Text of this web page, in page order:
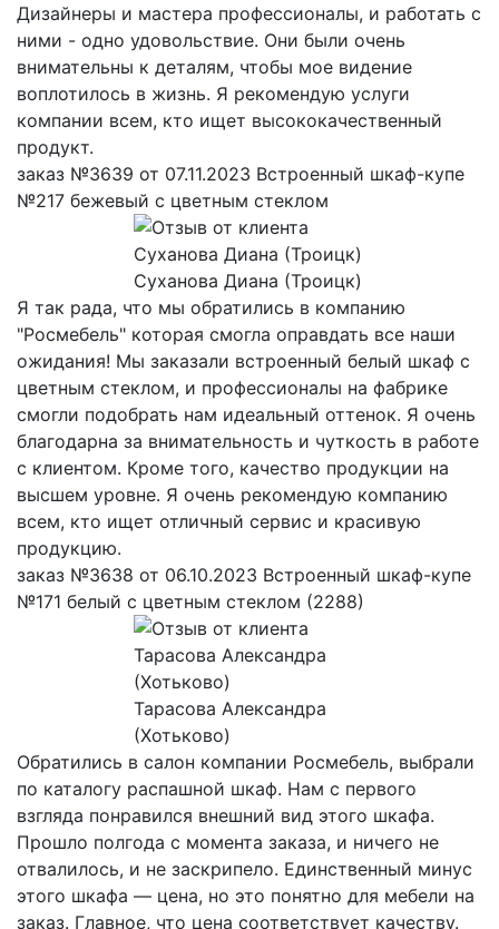
Дизайнеры и мастера профессионалы, и работать с
ними - одно удовольствие. Они были очень
внимательны к деталям, чтобы мое видение
воплотилось в жизнь. Я рекомендую услуги
компании всем, кто ищет высококачественный
продукт.
заказ №3639 от 07.11.2023 Встроенный шкаф-купе
№217 бежевый с цветным стеклом
Суханова Диана (Троицк)
Я так рада, что мы обратились в компанию
"Росмебель" которая смогла оправдать все наши
ожидания! Мы заказали встроенный белый шкаф с
цветным стеклом, и профессионалы на фабрике
смогли подобрать нам идеальный оттенок. Я очень
благодарна за внимательность и чуткость в работе
с клиентом. Кроме того, качество продукции на
высшем уровне. Я очень рекомендую компанию
всем, кто ищет отличный сервис и красивую
продукцию.
заказ №3638 от 06.10.2023 Встроенный шкаф-купе
№171 белый с цветным стеклом (2288)
Тарасова Александра
(Хотьково)
Обратились в салон компании Росмебель, выбрали
по каталогу распашной шкаф. Нам с первого
взгляда понравился внешний вид этого шкафа.
Прошло полгода с момента заказа, и ничего не
отвалилось, и не заскрипело. Единственный минус
этого шкафа — цена, но это понятно для мебели на
заказ. Главное, что цена соответствует качеству.